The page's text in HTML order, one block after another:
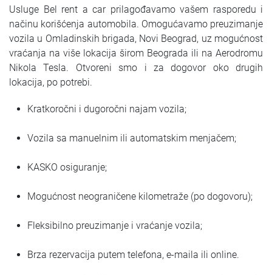
Usluge Bel rent a car prilagođavamo vašem rasporedu i
načinu korišćenja automobila. Omogućavamo preuzimanje
vozila u Omladinskih brigada, Novi Beograd, uz mogućnost
vraćanja na više lokacija širom Beograda ili na Aerodromu
Nikola Tesla. Otvoreni smo i za dogovor oko drugih
lokacija, po potrebi.
Kratkoročni i dugoročni najam vozila;
Vozila sa manuelnim ili automatskim menjačem;
KASKO osiguranje;
Mogućnost neograničene kilometraže (po dogovoru);
Fleksibilno preuzimanje i vraćanje vozila;
Brza rezervacija putem telefona, e-maila ili online.